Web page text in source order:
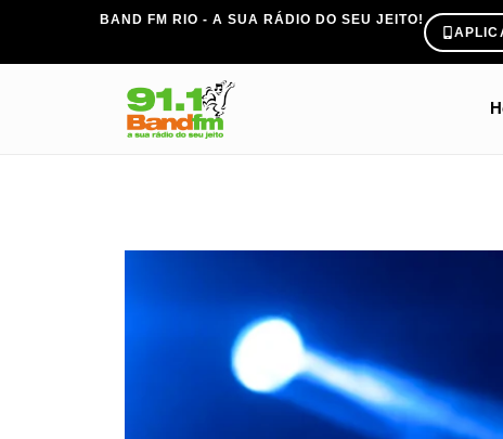
BAND FM RIO - A SUA RÁDIO DO SEU JEITO!